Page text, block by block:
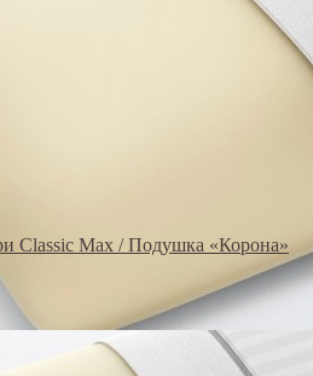
Classic Max / Подушка «Корона»